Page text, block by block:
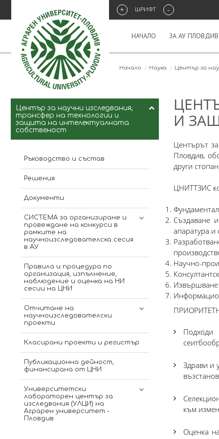
+ ШРИФТ -
НАЧАЛО ЗА АУ ПЛОВДИВ
Начало Наука Център за
Център за научни изследвания,
трансфер на технологии и
защита на интелектуалната
собственост
Ръководство и състав
Решения
Документи
СИСТЕМА за организиране и
провеждане на конкурси в
рамките на
научноизследователска сесия
в АУ
2026
Правила и процедура по
организация, изпълнение,
наблюдение и оценка на НИ
сесии на ЦНИ
Отчитане на
научноизследователски
проекти
Класирани проекти и регистър
Публикационна дейност,
финансирана от ЦНИ
Университетски
лабораторен център за
изследвания (УЛЦИ) на
Aграрен университет -
Пловдив
И
Центърът
Пловдив,
други
ЦНИТТЗИС
Създаване
апаратура и
Научно-
Извършване
Подходи
Здрави и
към
Оценка